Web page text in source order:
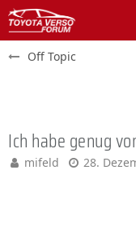
Off Topic
Ich habe genug
mifeld 28.